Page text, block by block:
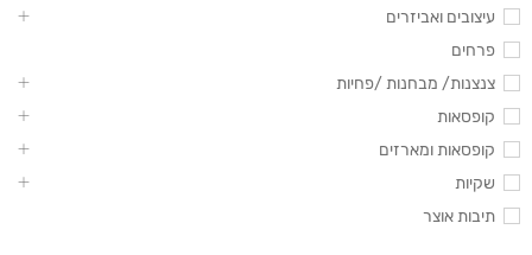
עיצובים ואביזרים
פרחים
צנצנות/ מבחנות /פחיות
קופסאות
קופסאות ומארזים
שקיות
תיבות אוצר